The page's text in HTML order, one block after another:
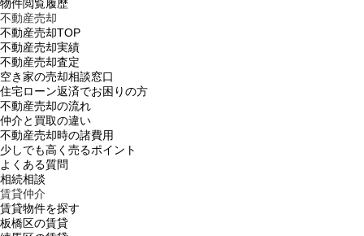
物件閲覧履歴
不動産売却
不動産売却TOP
不動産売却実績
不動産売却査定
空き家の売却相談窓口
住宅ローン返済でお困りの方
不動産売却の流れ
仲介と買取の違い
不動産売却時の諸費用
少しでも高く売るポイント
よくある質問
相続相談
賃貸仲介
賃貸物件を探す
板橋区の賃貸